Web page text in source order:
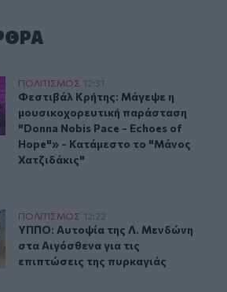
Μάγεψε η μουσικοχορευτική
ΠΟΛΙΤΙΣΜΟΣ 12:31
Φεστιβάλ Κρήτης: Μάγεψε η
Φεστιβάλ Κρήτης: Μάγεψε η
μουσικοχορευτική παράσταση
"Donna Nobis Pace - Echoes of
Hope"» - Κατάμεστο το "Μάνος
Χατζιδάκις"
Λ. Μενδώνη στα Αιγόσθενα για τις
ΠΟΛΙΤΙΣΜΟΣ 12:22
ΥΠΠΟ: Αυτοψία της Λ. Μενδώνη στα
ΥΠΠΟ: Αυτοψία της Λ. Μενδώνη
στα Αιγόσθενα για τις
επιπτώσεις της πυρκαγιάς